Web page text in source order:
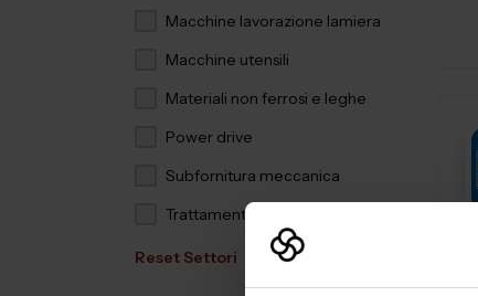
Macchine lavorazione lamiera
Macchine utensili
Materiali non ferrosi e leghe
Power drive
Subfornitura meccanica
Trattamenti e finiture
Reset Settori